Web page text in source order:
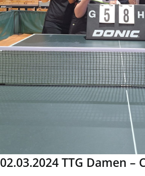
02.03.2024 TTG Damen –